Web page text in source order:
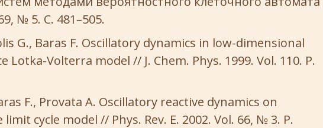
№ 5. С. 481–505.
G., Baras F. Oscillatory dynamics in low-dimensional
Lotka-Volterra model // J. Chem. Phys. 1999. Vol. 110. P.
F., Provata A. Oscillatory reactive dynamics on
cycle model // Phys. Rev. E. 2002. Vol. 66, № 3. P.